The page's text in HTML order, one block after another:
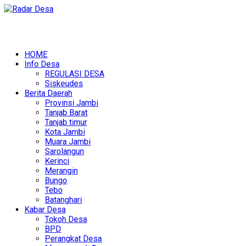
HOME
Info Desa
REGULASI DESA
Siskeudes
Berita Daerah
Provinsi Jambi
Tanjab Barat
Tanjab timur
Kota Jambi
Muara Jambi
Sarolangun
Kerinci
Merangin
Bungo
Tebo
Batanghari
Kabar Desa
Tokoh Desa
BPD
Perangkat Desa